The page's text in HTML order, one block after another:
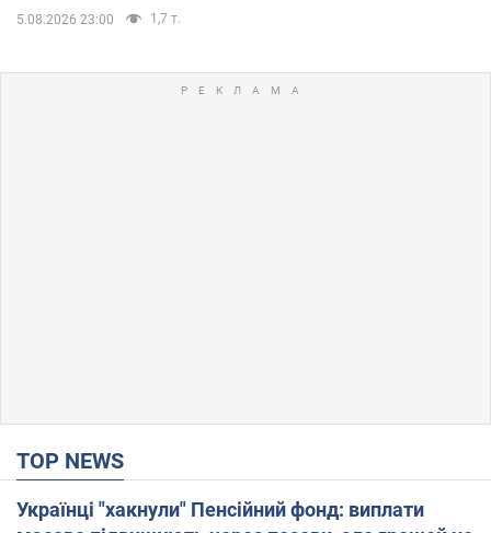
5.08.2026 23:00 1,7 т.
TOP NEWS
Українці "хакнули" Пенсійний фонд: виплати